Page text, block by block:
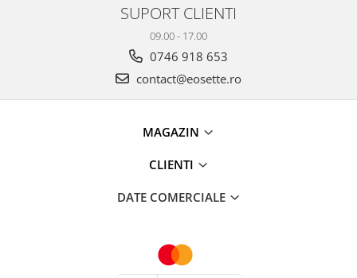
SUPORT CLIENTI
09.00 - 17.00
0746 918 653
contact@eosette.ro
MAGAZIN
CLIENTI
DATE COMERCIALE